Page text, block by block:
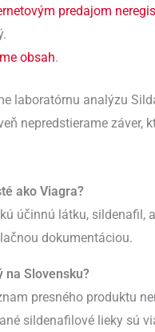
predajom
obsah.
laboratórnu analýzu
nepredstierame záver,
ako Viagra?
účinnú látku, sildenafil,
dokumentáciou.
na Slovensku?
presného produktu
sildenafilové lieky sú